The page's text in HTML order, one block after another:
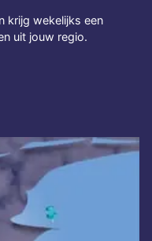
krijg wekelijks een
uit jouw regio.